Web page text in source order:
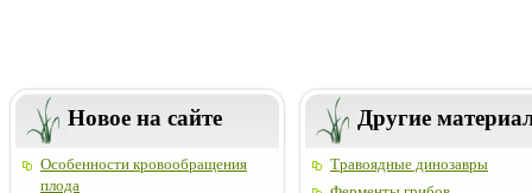
Новое на сайте
Особенности кровообращения
плода
Другие
Травоядные динозавры